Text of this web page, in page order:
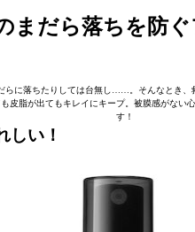
まだら落ちを防
らに落ちたりしては台無し……。そんなとき
皮脂が出てもキレイにキープ。被膜感がな
す！
しい！